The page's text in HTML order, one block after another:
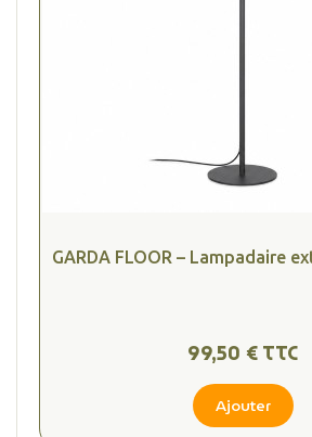
GARDA FLOOR – Lampadaire
99,50 € TTC
Ajouter